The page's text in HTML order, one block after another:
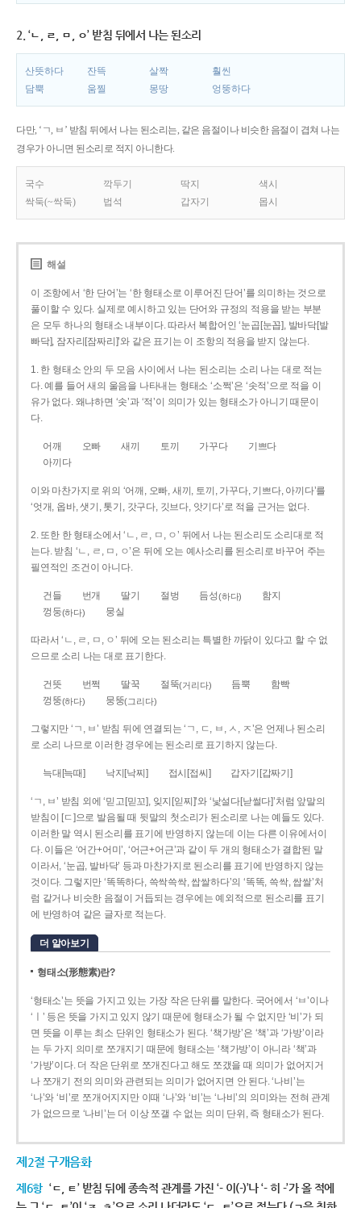
2. ‘ㄴ, ㄹ, ㅁ, ㅇ’ 받침 뒤에서 나는 된소리
산뜻하다 잔뜩 살짝
훨씬
담뿍
움찔 몽땅 엉뚱하다
다만, ‘ㄱ, ㅂ’ 받침 뒤에서 나는 된소리는, 같은 음절이나 비슷한 음절이 겹쳐 나는
경우가 아니면 된소리로 적지 아니한다.
국수 깍두기 딱지
색시
싹둑(~싹둑)
법석 갑자기 몹시
해설
이 조항에서 ‘한 단어’는 ‘한 형태소로 이루어진 단어’를 의미하는 것으로
풀이할 수 있다. 실제로 예시하고 있는 단어와 규정의 적용을 받는 부분
은 모두 하나의 형태소 내부이다. 따라서 복합어인 ‘눈곱[눈꼽], 발바닥[발
빠닥], 잠자리[잠짜리]’와 같은 표기는 이 조항의 적용을 받지 않는다.
1. 한 형태소 안의 두 모음 사이에서 나는 된소리는 소리 나는 대로 적는
다. 예를 들어 새의 울음을 나타내는 형태소 ‘소쩍’은 ‘솟적’으로 적을 이
유가 없다. 왜냐하면 ‘솟’과 ‘적’이 의미가 있는 형태소가 아니기 때문이
다.
어깨 오빠 새끼 토끼 가꾸다
기쁘다
아끼다
이와 마찬가지로 위의 ‘어깨, 오빠, 새끼, 토끼, 가꾸다, 기쁘다, 아끼다’를
‘엇개, 옵바, 샛기, 톳기, 갓구다, 깃브다, 앗기다’로 적을 근거는 없다.
2. 또한 한 형태소에서 ‘ㄴ, ㄹ, ㅁ, ㅇ’ 뒤에서 나는 된소리도 소리대로 적
는다. 받침 ‘ㄴ, ㄹ, ㅁ, ㅇ’은 뒤에 오는 예사소리를 된소리로 바꾸어 주는
필연적인 조건이 아니다.
건들 번개 딸기 절벙 듬성(하다)
함지
껑둥(하다) 뭉실
따라서 ‘ㄴ, ㄹ, ㅁ, ㅇ’ 뒤에 오는 된소리는 특별한 까닭이 있다고 할 수 없
으므로 소리 나는 대로 표기한다.
건뜻 번쩍 딸꾹 절뚝(거리다) 듬뿍
함빡
껑뚱(하다) 뭉뚱(그리다)
그렇지만 ‘ㄱ, ㅂ’ 받침 뒤에 연결되는 ‘ㄱ, ㄷ, ㅂ, ㅅ, ㅈ’은 언제나 된소리
로 소리 나므로 이러한 경우에는 된소리로 표기하지 않는다.
늑대[늑때] 낙지[낙찌] 접시[접씨] 갑자기[갑짜기]
‘ㄱ, ㅂ’ 받침 외에 ‘믿고[믿꼬], 잊지[읻찌]’와 ‘낯설다[낟썰다]’처럼 앞말의
받침이 [ㄷ]으로 발음될 때 뒷말의 첫소리가 된소리로 나는 예들도 있다.
이러한 말 역시 된소리를 표기에 반영하지 않는데 이는 다른 이유에서이
다. 이들은 ‘어간+어미’, ‘어근+어근’과 같이 두 개의 형태소가 결합된 말
이라서, ‘눈곱, 발바닥’ 등과 마찬가지로 된소리를 표기에 반영하지 않는
것이다. 그렇지만 ‘똑똑하다, 쓱싹쓱싹, 쌉쌀하다’의 ‘똑똑, 쓱싹, 쌉쌀’처
럼 같거나 비슷한 음절이 거듭되는 경우에는 예외적으로 된소리를 표기
에 반영하여 같은 글자로 적는다.
더 알아보기
형태소(形態素)란?
‘형태소’는 뜻을 가지고 있는 가장 작은 단위를 말한다. 국어에서 ‘ㅂ’이나
‘ㅣ’ 등은 뜻을 가지고 있지 않기 때문에 형태소가 될 수 없지만 ‘비’가 되
면 뜻을 이루는 최소 단위인 형태소가 된다. ‘책가방’은 ‘책’과 ‘가방’이라
는 두 가지 의미로 쪼개지기 때문에 형태소는 ‘책가방’이 아니라 ‘책’과
‘가방’이다. 더 작은 단위로 쪼개진다고 해도 쪼갰을 때 의미가 없어지거
나 쪼개기 전의 의미와 관련되는 의미가 없어지면 안 된다. ‘나비’는
‘나’와 ‘비’로 쪼개어지지만 이때 ‘나’와 ‘비’는 ‘나비’의 의미와는 전혀 관계
가 없으므로 ‘나비’는 더 이상 쪼갤 수 없는 의미 단위, 즉 형태소가 된다.
제2절 구개음화
제6항 ‘ㄷ, ㅌ’ 받침 뒤에 종속적 관계를 가진 ‘- 이(-)’나 ‘- 히 -’가 올 적에